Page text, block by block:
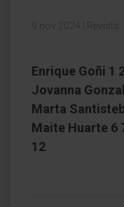
9 nov 2024 Revista:
Enrique Goñi 1
Jovanna
Marta
Maite Huarte 6
12